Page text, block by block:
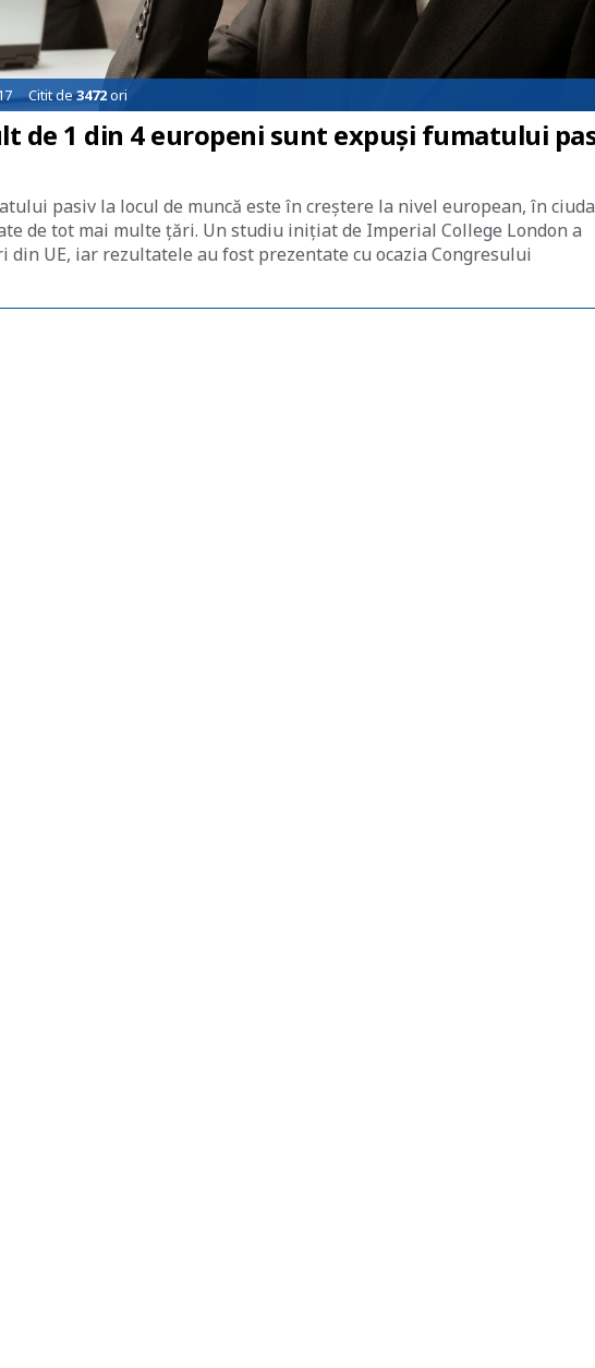
Citit de3472ori
de 1 din 4 europeni sunt expuși fumatului
pasiv la locul de muncă este în creștere la nivel european, în ciuda
de tot mai multe țări. Un studiu inițiat de Imperial College London a
din UE, iar rezultatele au fost prezentate cu ocazia Congresului